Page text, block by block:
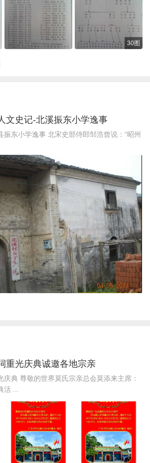
30图
文史记-北溪振东小学逸事
东小学逸事 北宋史部侍郎邹浩曾说：“昭州
重光庆典诚邀各地宗亲
庆典 尊敬的世界莫氏宗亲总会莫添来主席：
活 ...